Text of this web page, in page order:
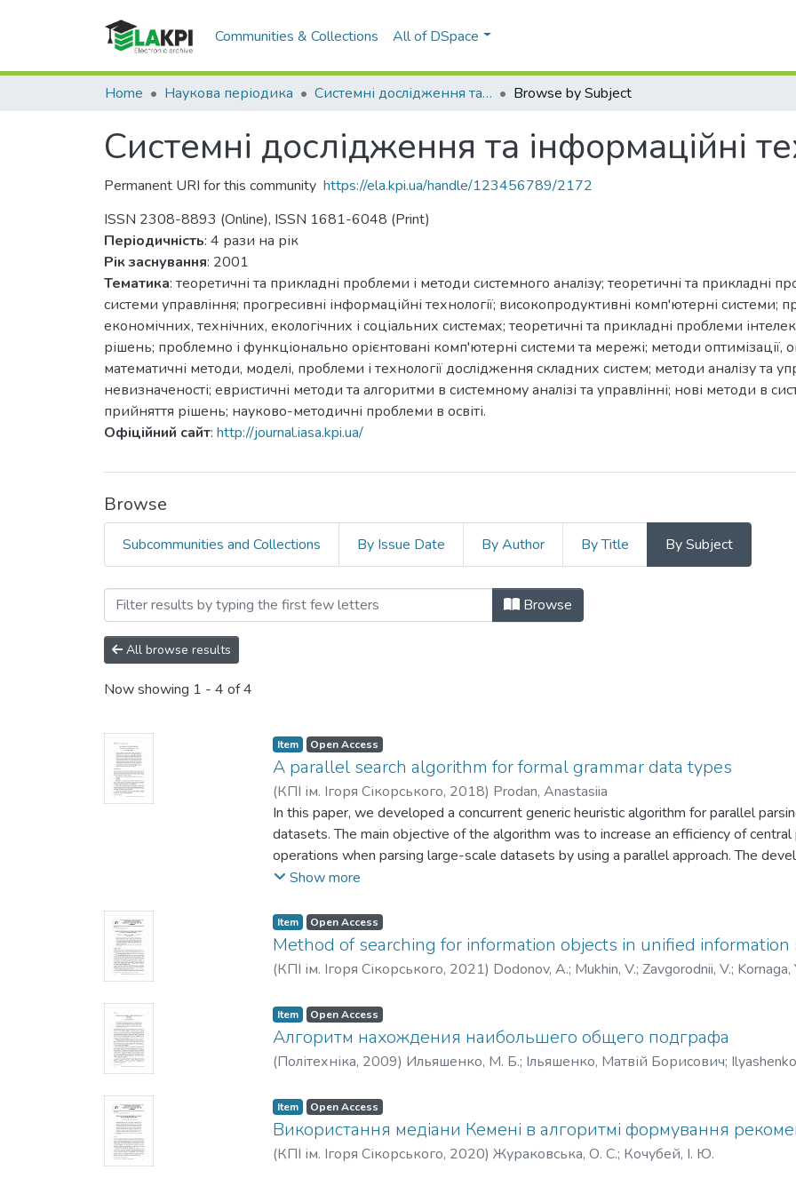
Communities & Collections All of DSpace
Home Наукова періодика Системні дослідження та інформаційні технології Browse by Subject
Системні дослідження та інформаційні
Permanent URI for this community https://ela.kpi.ua/handle/123456789/2172
ISSN 2308-8893 (Online), ISSN 1681-6048 (Print)
Періодичність: 4 рази на рік
Рік заснування: 2001
Тематика: теоретичні та прикладні проблеми і методи системного аналізу; теоретичні та прикладні
системи управління; прогресивні інформаційні технології; високопродуктивні комп'ютерні системи;
економічних, технічних, екологічних і соціальних системах; теоретичні та прикладні проблеми
рішень; проблемно і функціонально орієнтовані комп'ютерні системи та мережі; методи оптимізації,
математичні методи, моделі, проблеми і технології дослідження складних систем; методи аналізу та
невизначеності; евристичні методи та алгоритми в системному аналізі та управлінні; нові методи в
прийняття рішень; науково-методичні проблеми в освіті.
Офіційний сайт: http://journal.iasa.kpi.ua/
Browse
Subcommunities and Collections By Issue Date By Author By Title By Subject
Browsing Системні дослідження та інформаційні
Browse
All browse results
Now showing 1 - 4 of 4
Item Open Access
A parallel search algorithm for formal grammar data types
(КПІ ім. Ігоря Сікорського, 2018) Prodan, Anastasiia
In this paper, we developed a concurrent generic heuristic algorithm for parallel
datasets. The main objective of the algorithm was to increase an efficiency of
operations when parsing large-scale datasets by using a parallel approach. The
find requested data without needing to process the whole file and without syntax
the process of searching, the file is loaded into random access memory or when an
file is possible. We also developed a prototype implementation of the algorithm for
The prototype supports searching in large-scale XML datasets using a subset of
requirements are met and the desired data is located closer to the beginning of the
algorithm gives nearly the same results as the others, but consumes more memory.
Show more
Item Open Access
Method of searching for information objects in unified information
(КПІ ім. Ігоря Сікорського, 2021) Dodonov, A.; Mukhin, V.; Zavgorodnii, V.; Kornaga,
Item Open Access
Алгоритм нахождения наибольшего общего подграфа
(Політехніка, 2009) Ильяшенко, М. Б.; Ільяшенко, Матвій Борисович;
Item Open Access
Використання медіани Кемені в алгоритмі формування
(КПІ ім. Ігоря Сікорського, 2020) Жураковська, О. С.; Кочубей, І. Ю.